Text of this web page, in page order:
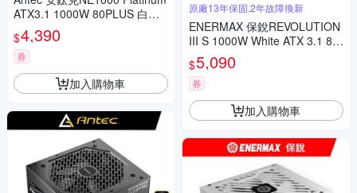
ATX3.1 1000W 80PLUS 白金
牌 電源供應器
$4,390
券
加入購物車
原廠13年保固,2年故障換新
ENERMAX 保銳REVOLUTION
III S 1000W White ATX 3.1 80
PLUS 白金牌 12V-2x6 電源供
應器
$5,090
券
加入購物車